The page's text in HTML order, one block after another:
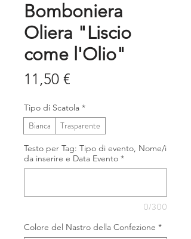
Bomboniera
Oliera "Liscio
come l'Olio"
11,50 €
Tipo di Scatola *
Bianca Trasparente
Testo per Tag: Tipo di evento, Nome/i
da inserire e Data Evento *
0/300
Colore del Nastro della Confezione *